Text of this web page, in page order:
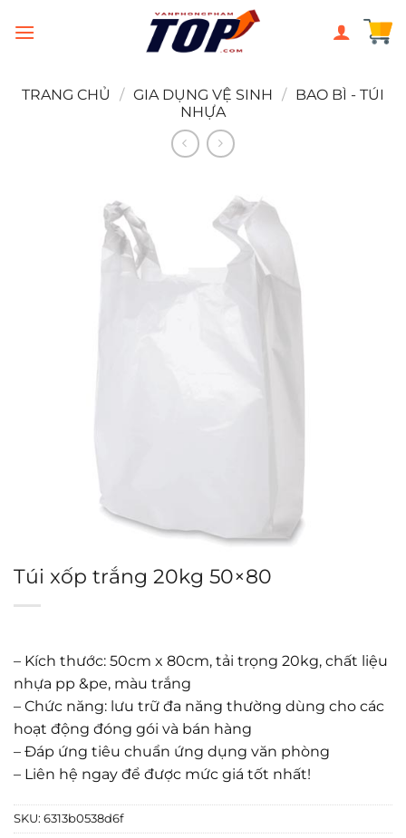
đến
TRANG CHỦ
/ GIA DỤNG VỆ SINH / BAO BÌ - TÚI
NHỰA
Túi xốp trắng 20kg 50×80
– Kích thước: 50cm x 80cm, tải trọng 20kg, chất liệu
nhựa pp &pe, màu trắng
– Chức năng: lưu trữ đa năng thường dùng cho các
hoạt động đóng gói và bán hàng
– Đáp ứng tiêu chuẩn ứng dụng văn phòng
– Liên hệ ngay để được mức giá tốt nhất!
SKU: 6313b0538d6f